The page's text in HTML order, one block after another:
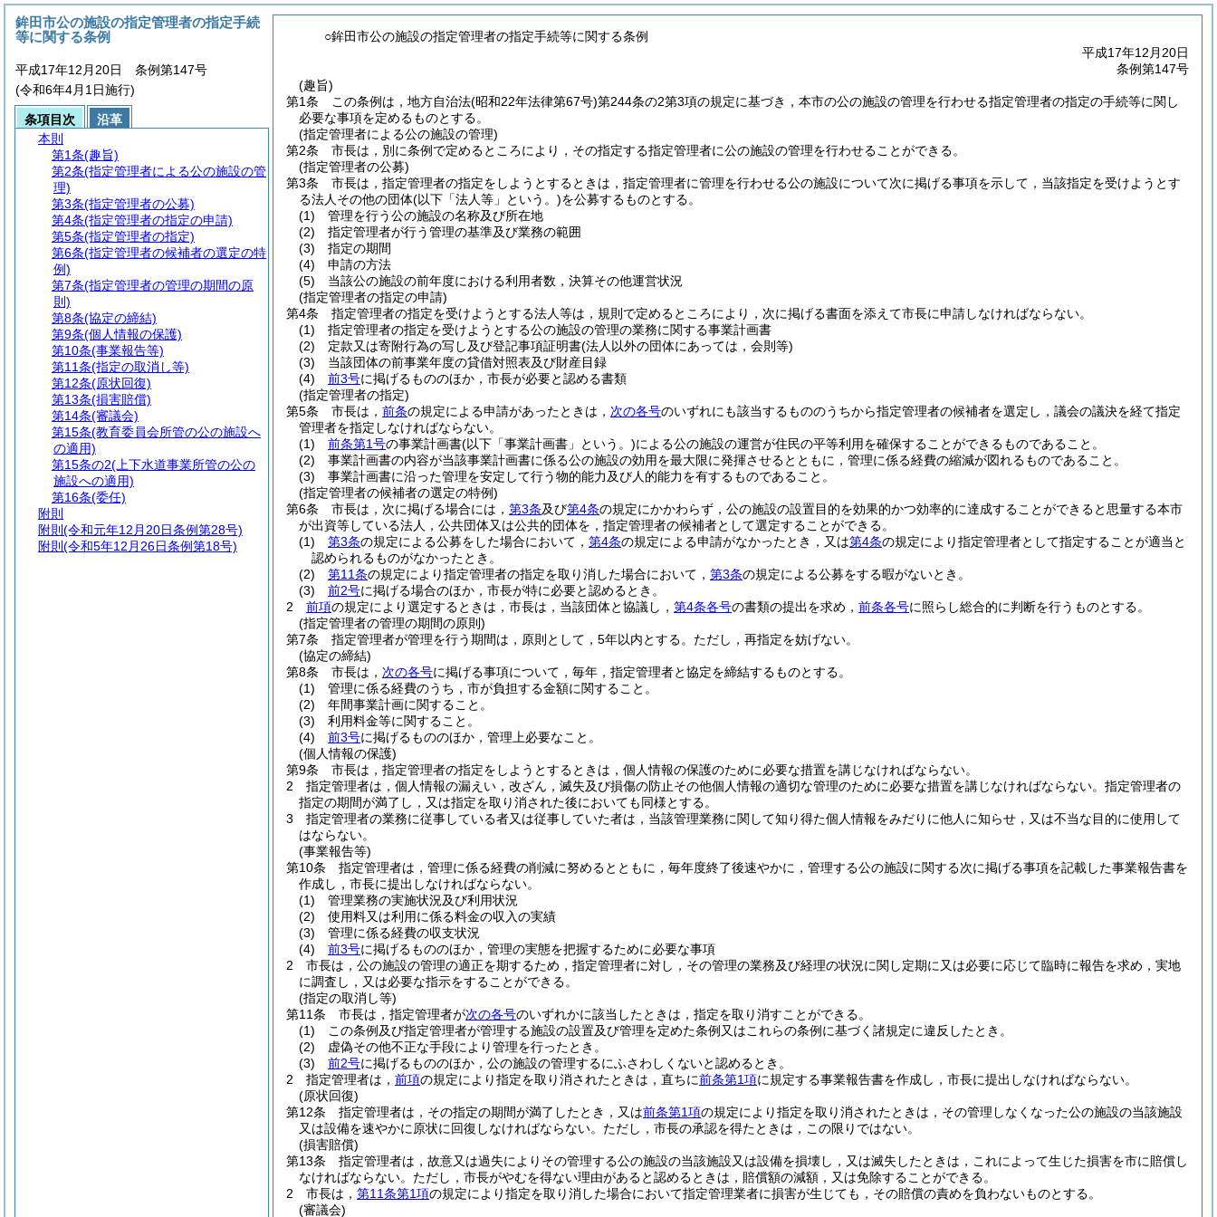
○鉾田市公の施設の指定管理者の指定手続等に関する条例
平成17年12月20日
条例第147号
(趣旨)
第1条
この条例は，地方自治法(昭和22年法律第67号)第244条の2第3項の規定に基づき，本市の公の施設の管理を行わせる指定管理者の指定の手続等に関し
必要な事項を定めるものとする。
(指定管理者による公の施設の管理)
第2条
市長は，別に条例で定めるところにより，その指定する指定管理者に公の施設の管理を行わせることができる。
(指定管理者の公募)
第3条
市長は，指定管理者の指定をしようとするときは，指定管理者に管理を行わせる公の施設について次に掲げる事項を示して，当該指定を受けようとす
る法人その他の団体(以下「法人等」という。)を公募するものとする。
(1)
管理を行う公の施設の名称及び所在地
(2)
指定管理者が行う管理の基準及び業務の範囲
(3)
指定の期間
(4)
申請の方法
(5)
当該公の施設の前年度における利用者数，決算その他運営状況
(指定管理者の指定の申請)
第4条
指定管理者の指定を受けようとする法人等は，規則で定めるところにより，次に掲げる書面を添えて市長に申請しなければならない。
(1)
指定管理者の指定を受けようとする公の施設の管理の業務に関する事業計画書
(2)
定款又は寄附行為の写し及び登記事項証明書(法人以外の団体にあっては，会則等)
(3)
当該団体の前事業年度の貸借対照表及び財産目録
(4)
前3号に掲げるもののほか，市長が必要と認める書類
(指定管理者の指定)
第5条
市長は， 前条の規定による申請があったときは， 次の各号のいずれにも該当するもののうちから指定管理者の候補者を選定し，議会の議決を経て指定
管理者を指定しなければならない。
(1)
前条第1号の事業計画書(以下「事業計画書」という。)による公の施設の運営が住民の平等利用を確保することができるものであること。
(2)
事業計画書の内容が当該事業計画書に係る公の施設の効用を最大限に発揮させるとともに，管理に係る経費の縮減が図れるものであること。
(3)
事業計画書に沿った管理を安定して行う物的能力及び人的能力を有するものであること。
(指定管理者の候補者の選定の特例)
第6条
市長は，次に掲げる場合には， 第3条及び第4条の規定にかかわらず，公の施設の設置目的を効果的かつ効率的に達成することができると思量する本市
が出資等している法人，公共団体又は公共的団体を，指定管理者の候補者として選定することができる。
(1)
第3条の規定による公募をした場合において， 第4条の規定による申請がなかったとき，又は第4条の規定により指定管理者として指定することが適当と
認められるものがなかったとき。
(2)
第11条の規定により指定管理者の指定を取り消した場合において， 第3条の規定による公募をする暇がないとき。
(3)
前2号に掲げる場合のほか，市長が特に必要と認めるとき。
2
前項の規定により選定するときは，市長は，当該団体と協議し， 第4条各号の書類の提出を求め， 前条各号に照らし総合的に判断を行うものとする。
(指定管理者の管理の期間の原則)
第7条
指定管理者が管理を行う期間は，原則として，5年以内とする。 ただし，再指定を妨げない。
(協定の締結)
第8条
市長は， 次の各号に掲げる事項について，毎年，指定管理者と協定を締結するものとする。
(1)
管理に係る経費のうち，市が負担する金額に関すること。
(2)
年間事業計画に関すること。
(3)
利用料金等に関すること。
(4)
前3号に掲げるもののほか，管理上必要なこと。
(個人情報の保護)
第9条
市長は，指定管理者の指定をしようとするときは，個人情報の保護のために必要な措置を講じなければならない。
2
指定管理者は，個人情報の漏えい，改ざん，滅失及び損傷の防止その他個人情報の適切な管理のために必要な措置を講じなければならない。 指定管理者の
指定の期間が満了し，又は指定を取り消された後においても同様とする。
3
指定管理者の業務に従事している者又は従事していた者は，当該管理業務に関して知り得た個人情報をみだりに他人に知らせ，又は不当な目的に使用して
はならない。
(事業報告等)
第10条
指定管理者は，管理に係る経費の削減に努めるとともに，毎年度終了後速やかに，管理する公の施設に関する次に掲げる事項を記載した事業報告書を
作成し，市長に提出しなければならない。
(1)
管理業務の実施状況及び利用状況
(2)
使用料又は利用に係る料金の収入の実績
(3)
管理に係る経費の収支状況
(4)
前3号に掲げるもののほか，管理の実態を把握するために必要な事項
2
市長は，公の施設の管理の適正を期するため，指定管理者に対し，その管理の業務及び経理の状況に関し定期に又は必要に応じて臨時に報告を求め，実地
に調査し，又は必要な指示をすることができる。
(指定の取消し等)
第11条
市長は，指定管理者が次の各号のいずれかに該当したときは，指定を取り消すことができる。
(1)
この条例及び指定管理者が管理する施設の設置及び管理を定めた条例又はこれらの条例に基づく諸規定に違反したとき。
(2)
虚偽その他不正な手段により管理を行ったとき。
(3)
前2号に掲げるもののほか，公の施設の管理するにふさわしくないと認めるとき。
2
指定管理者は， 前項の規定により指定を取り消されたときは，直ちに前条第1項に規定する事業報告書を作成し，市長に提出しなければならない。
(原状回復)
第12条
指定管理者は，その指定の期間が満了したとき，又は前条第1項の規定により指定を取り消されたときは，その管理しなくなった公の施設の当該施設
又は設備を速やかに原状に回復しなければならない。 ただし，市長の承認を得たときは，この限りではない。
(損害賠償)
第13条
指定管理者は，故意又は過失によりその管理する公の施設の当該施設又は設備を損壊し，又は滅失したときは，これによって生じた損害を市に賠償し
なければならない。 ただし，市長がやむを得ない理由があると認めるときは，賠償額の減額，又は免除することができる。
2
市長は， 第11条第1項の規定により指定を取り消した場合において指定管理業者に損害が生じても，その賠償の責めを負わないものとする。
(審議会)
鉾田市公の施設の指定管理者の指定手続
等に関する条例
平成17年12月20日 条例第147号
(令和6年4月1日施行)
条項目次
沿革
本則
第1条(趣旨)
第2条(指定管理者による公の施設の管
理)
第3条(指定管理者の公募)
第4条(指定管理者の指定の申請)
第5条(指定管理者の指定)
第6条(指定管理者の候補者の選定の特
例)
第7条(指定管理者の管理の期間の原
則)
第8条(協定の締結)
第9条(個人情報の保護)
第10条(事業報告等)
第11条(指定の取消し等)
第12条(原状回復)
第13条(損害賠償)
第14条(審議会)
第15条(教育委員会所管の公の施設へ
の適用)
第15条の2(上下水道事業所管の公の
施設への適用)
第16条(委任)
附則
附則 (令和元年12月20日条例第28号)
附則 (令和5年12月26日条例第18号)